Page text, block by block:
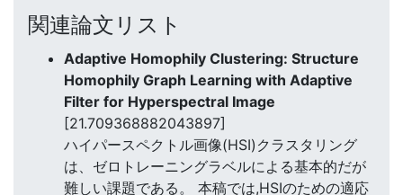
関連論文リスト
Adaptive Homophily Clustering: Structure
Homophily Graph Learning with Adaptive
Filter for Hyperspectral Image
[21.709368882043897]
ハイパースペクトル画像(HSI)クラスタリング
は、ゼロトレーニングラベルによる基本的だが
難しい課題である。 本稿では,HSIのための適応